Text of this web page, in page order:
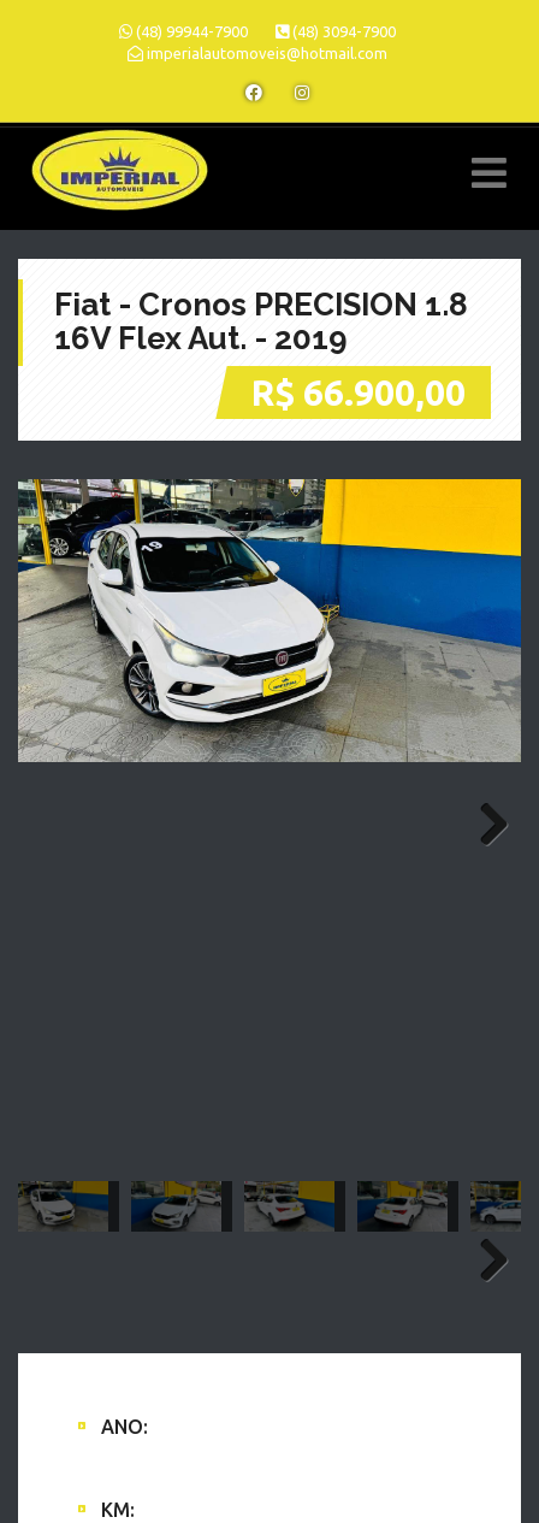
(48) 99944-7900
(48) 3094-7900
imperialautomoveis@hotmail.com
Fiat - Cronos PRECISION 1.8
16V Flex Aut. - 2019
R$ 66.900,00
ANO:
KM: